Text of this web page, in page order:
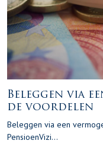
Beleggen via
de voordelen
Beleggen via een
PensioenVizi...